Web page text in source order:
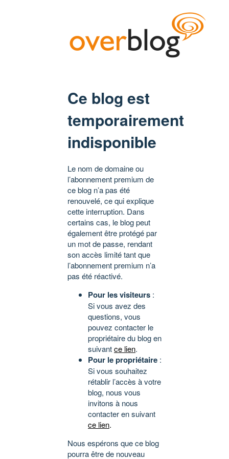
Ce blog est
temporairement
indisponible
Le nom de domaine ou
l’abonnement premium de
ce blog n’a pas été
renouvelé, ce qui explique
cette interruption. Dans
certains cas, le blog peut
également être protégé par
un mot de passe, rendant
son accès limité tant que
l’abonnement premium n’a
pas été réactivé.
Pour les visiteurs :
Si vous avez des
questions, vous
pouvez contacter le
propriétaire du blog en
suivantce lien.
Pour le propriétaire :
Si vous souhaitez
rétablir l’accès à votre
blog, nous vous
invitons à nous
contacter en suivant
ce lien.
Nous espérons que ce blog
pourra être de nouveau